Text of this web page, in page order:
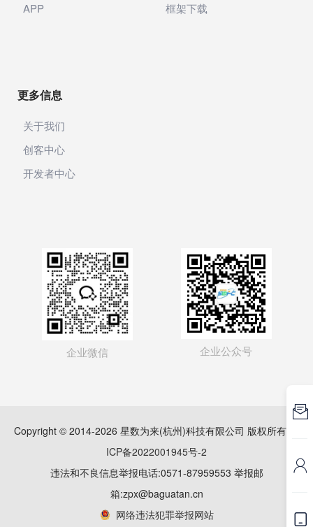
APP
框架下载
更多信息
关于我们
创客中心
开发者中心
企业微信 企业公众号
Copyright © 2014-2026 星数为来(杭州)科技有限公司 版权所有
ICP备2022001945号-2
违法和不良信息举报电话:0571-87959553 举报邮
箱:zpx@baguatan.cn
网络违法犯罪举报网站


